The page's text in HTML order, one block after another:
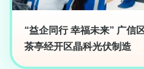
“益企同行 幸福未来” 广信
茶亭经开区晶科光伏制造